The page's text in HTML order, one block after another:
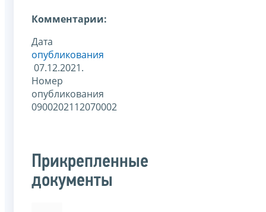
Комментарии:
Дата
опубликования
07.12.2021.
Номер
опубликования
0900202112070002
Прикрепленные
документы